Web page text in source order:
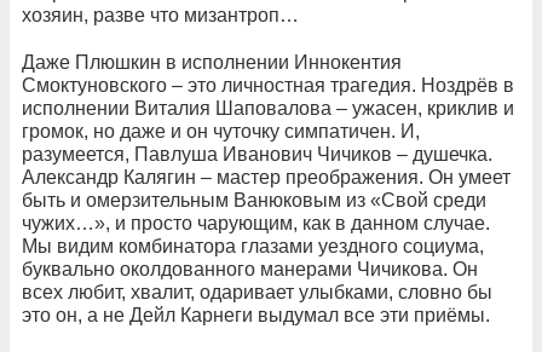
хозяин, разве что мизантроп…
Даже Плюшкин в исполнении Иннокентия
Смоктуновского – это личностная трагедия. Ноздрёв в
исполнении Виталия Шаповалова – ужасен, криклив и
громок, но даже и он чуточку симпатичен. И,
разумеется, Павлуша Иванович Чичиков – душечка.
Александр Калягин – мастер преображения. Он умеет
быть и омерзительным Ванюковым из «Свой среди
чужих…», и просто чарующим, как в данном случае.
Мы видим комбинатора глазами уездного социума,
буквально околдованного манерами Чичикова. Он
всех любит, хвалит, одаривает улыбками, словно бы
это он, а не Дейл Карнеги выдумал все эти приёмы.